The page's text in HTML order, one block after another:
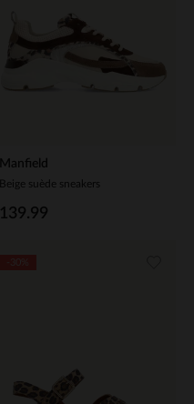
Manfield
Beige suède sneakers
139.99